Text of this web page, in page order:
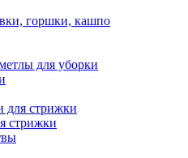
горшки, кашпо
для уборки
стрижки
стрижки